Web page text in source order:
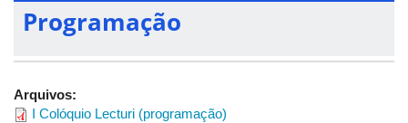
os dias 01 de maio e 06 de junho pela
da Faced.
Programação
Arquivos:
I Colóquio Lecturi (programação)